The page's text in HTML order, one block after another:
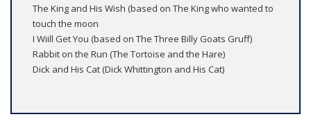
The King and His Wish (based on The King who wanted to
touch the moon
I Wiill Get You (based on The Three Billy Goats Gruff)
Rabbit on the Run (The Tortoise and the Hare)
Dick and His Cat (Dick Whittington and His Cat)